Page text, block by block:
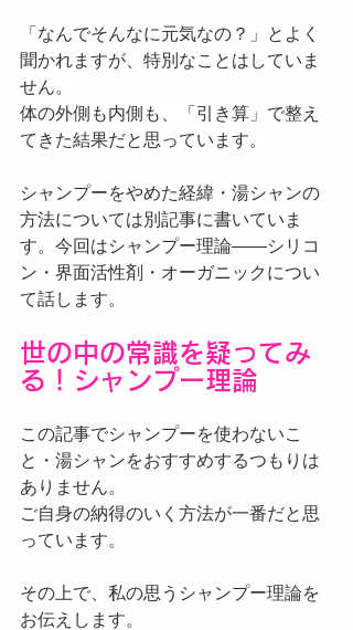
「なんでそんなに元気なの？」とよく
聞かれますが、特別なことはしていま
せん。
体の外側も内側も、「引き算」で整え
てきた結果だと思っています。
シャンプーをやめた経緯・湯シャンの
方法については別記事に書いていま
す。今回はシャンプー理論——シリコ
ン・界面活性剤・オーガニックについ
て話します。
世の中の常識を疑ってみ
る！シャンプー理論
この記事でシャンプーを使わないこ
と・湯シャンをおすすめするつもりは
ありません。
ご自身の納得のいく方法が一番だと思
っています。
その上で、私の思うシャンプー理論を
お伝えします。